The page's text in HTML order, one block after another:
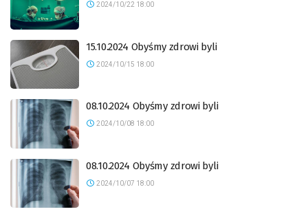
2024/10/22 18:00
15.10.2024 Obyśmy zdrowi byli
2024/10/15 18:00
08.10.2024 Obyśmy zdrowi byli
2024/10/08 18:00
08.10.2024 Obyśmy zdrowi byli
2024/10/07 18:00